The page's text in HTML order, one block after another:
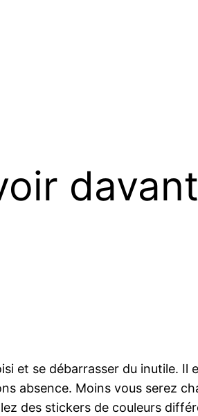
et se débarrasser du inutile.
absence. Moins vous serez
des stickers de couleurs